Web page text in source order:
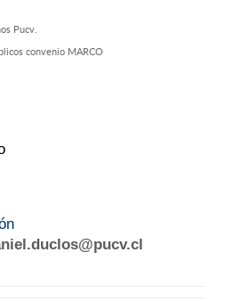
Pucv.
convenio MARCO